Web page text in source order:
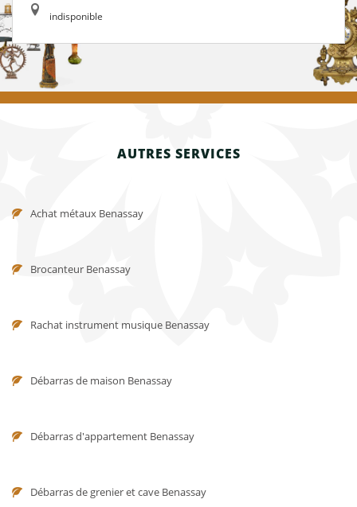
indisponible
AUTRES SERVICES
Achat métaux Benassay
Brocanteur Benassay
Rachat instrument musique Benassay
Débarras de maison Benassay
Débarras d'appartement Benassay
Débarras de grenier et cave Benassay